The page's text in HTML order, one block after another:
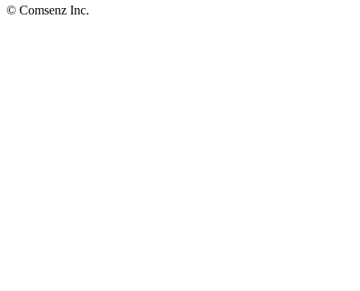
© Comsenz Inc.